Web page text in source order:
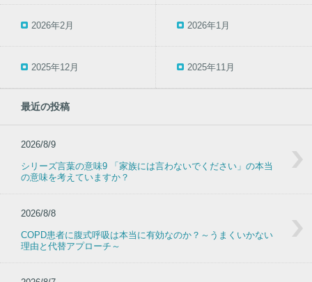
2026年2月 2026年1月
2025年12月 2025年11月
最近の投稿
2026/8/9
シリーズ言葉の意味9 「家族には言わないでください」の本当
の意味を考えていますか？
2026/8/8
COPD患者に腹式呼吸は本当に有効なのか？～うまくいかない
理由と代替アプローチ～